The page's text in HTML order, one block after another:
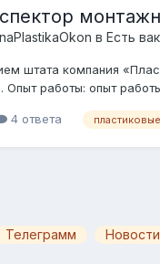
в Есть
штата компания
Опыт работы: опыт
4 ответа
Телеграмм